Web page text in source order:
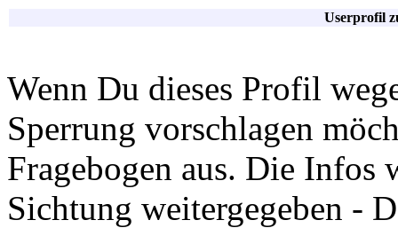
Userprofil
Wenn Du dieses Profil
Sperrung vorschlagen
Fragebogen aus. Die Infos
Sichtung weitergegeben -